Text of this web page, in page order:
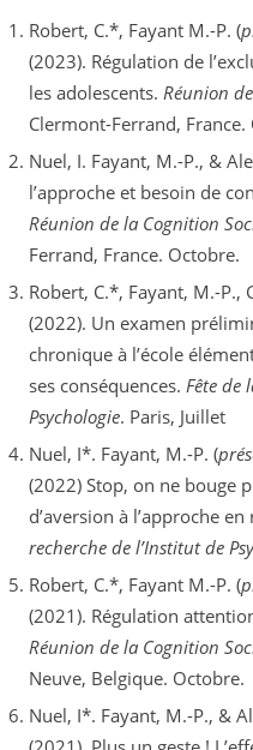
Robert, C.*, Fayant M.-P. (
(2023). Régulation de
les adolescents. Réunion
Clermont-Ferrand, France.
Nuel, I. Fayant, M.-P., &
l’approche et besoin de
Réunion de la Cognition
Ferrand, France. Octobre.
Robert, C.*, Fayant, M.-P.,
(2022). Un examen
chronique à l’école
ses conséquences. Fête de
Psychologie. Paris, Juillet
Nuel, I*. Fayant, M.-P. (
(2022) Stop, on ne bouge
d’aversion à l’approche
recherche de l’Institut de
Robert, C.*, Fayant M.-P. (
(2021). Régulation
Réunion de la Cognition
Neuve, Belgique. Octobre.
Nuel, I*. Fayant, M.-P., &